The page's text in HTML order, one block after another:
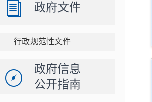
政府文件
行政规范性文件
政府信息
公开指南